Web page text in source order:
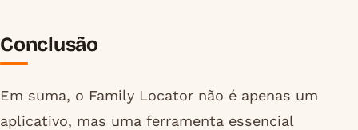
Conclusão
Em suma, o Family Locator não é apenas um
aplicativo, mas uma ferramenta essencial